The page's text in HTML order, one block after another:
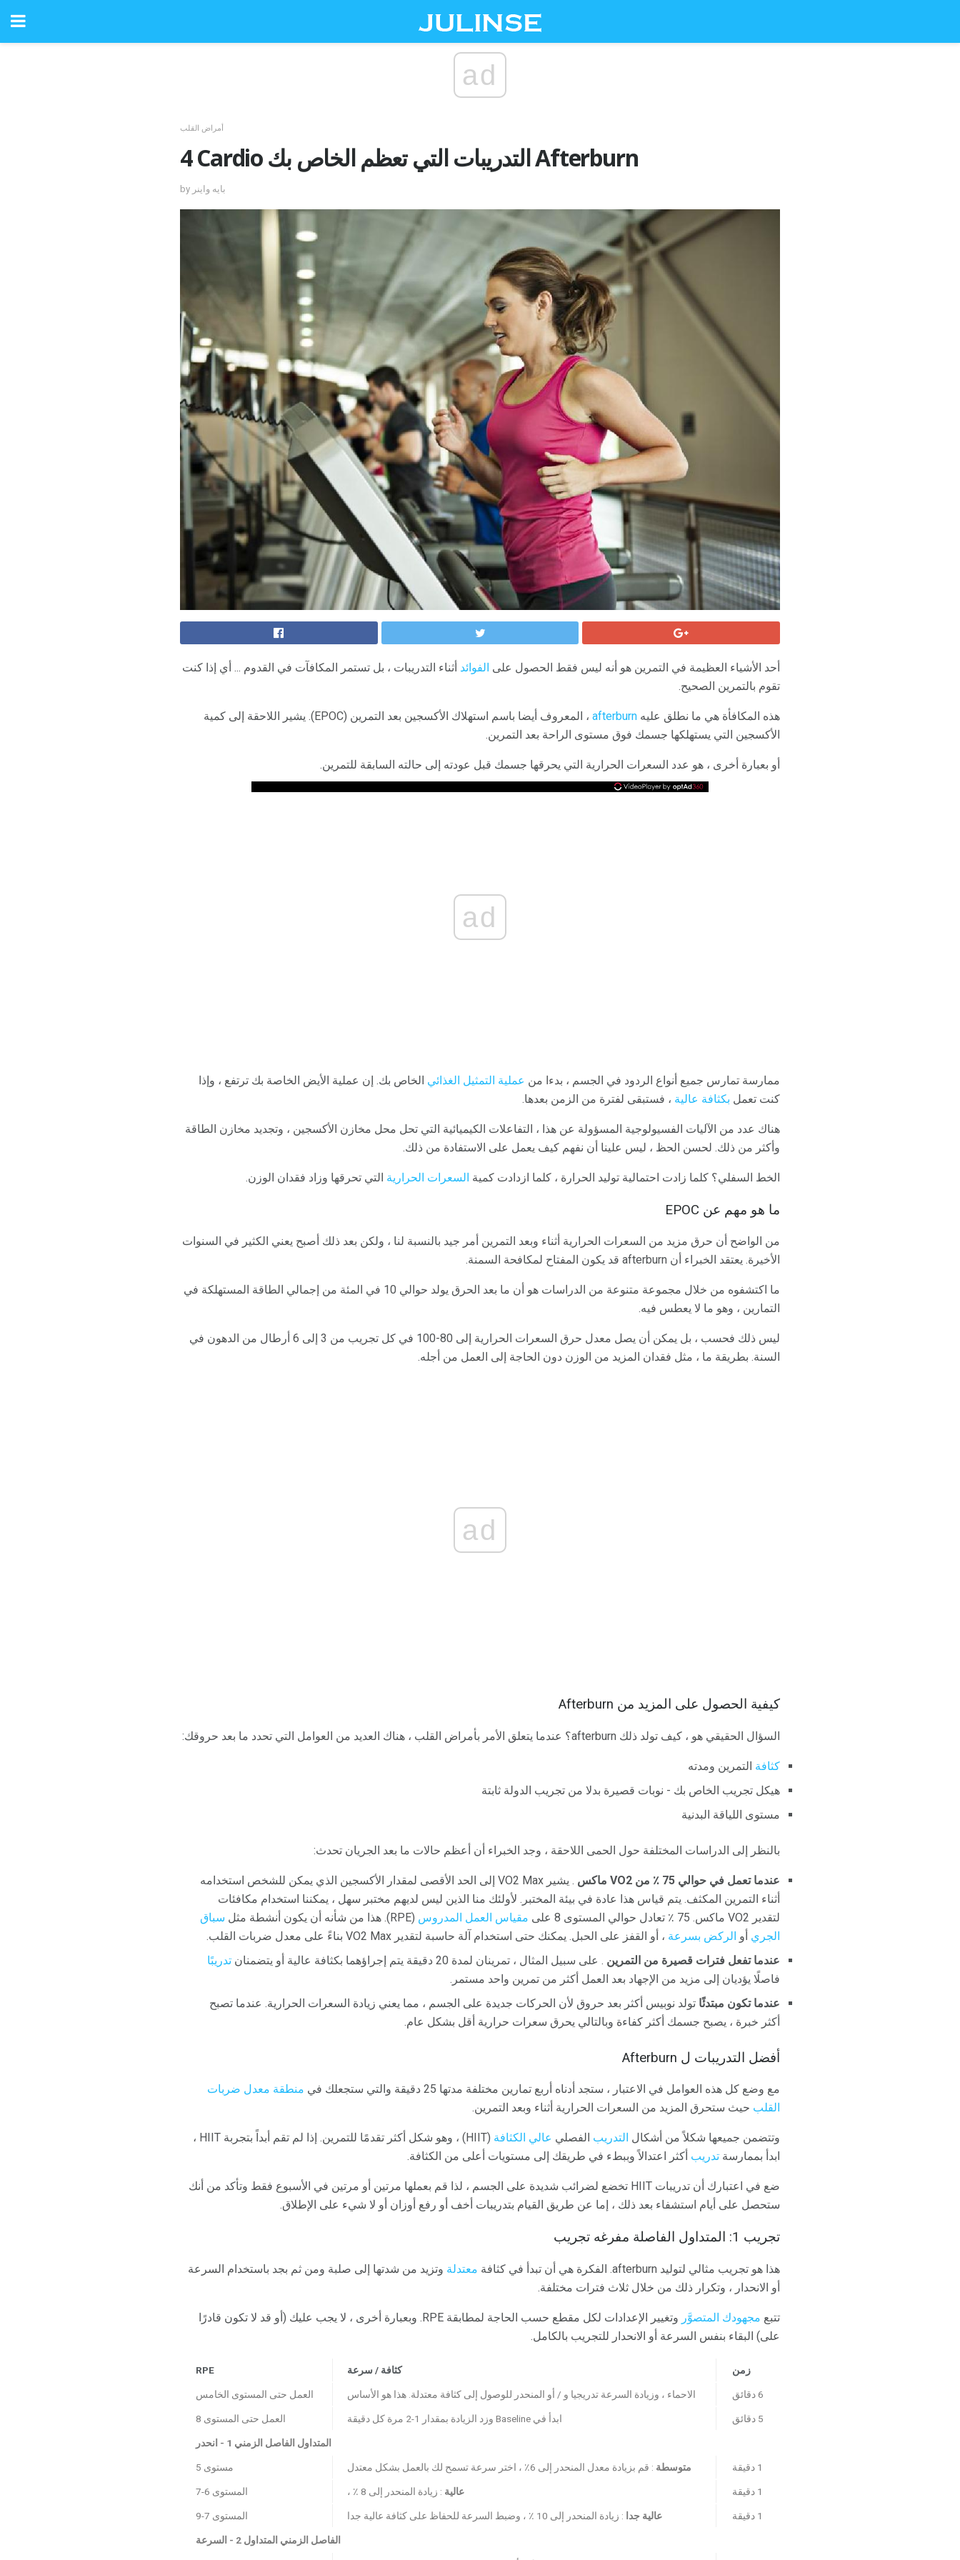
ad
أمراض القلب
4 Cardio التدريبات التي تعظم الخاص بك Afterburn
by بايه واينر
أحد الأشياء العظيمة في التمرين هو أنه ليس فقط الحصول على الفوائد أثناء التدريبات ، بل تستمر المكافآت في القدوم ... أي إذا كنت
تقوم بالتمرين الصحيح.
هذه المكافأة هي ما نطلق عليه afterburn
، المعروف أيضا باسم استهلاك الأكسجين بعد التمرين (EPOC). يشير اللاحقة إلى كمية
الأكسجين التي يستهلكها جسمك فوق مستوى الراحة بعد التمرين.
أو بعبارة أخرى ، هو عدد السعرات الحرارية التي يحرقها جسمك قبل عودته إلى حالته السابقة للتمرين.
ad
ممارسة تمارس جميع أنواع الردود في الجسم ، بدءا من عملية التمثيل الغذائي الخاص بك. إن عملية الأيض الخاصة بك ترتفع ، وإذا
كنت تعمل بكثافة عالية ، فستبقى لفترة من الزمن بعدها.
هناك عدد من الآليات الفسيولوجية المسؤولة عن هذا ، التفاعلات الكيميائية التي تحل محل مخازن الأكسجين ، وتجديد مخازن الطاقة
وأكثر من ذلك. لحسن الحظ ، ليس علينا أن نفهم كيف يعمل على الاستفادة من ذلك.
الخط السفلي؟ كلما زادت احتمالية توليد الحرارة ، كلما ازدادت كمية السعرات الحرارية التي تحرقها وزاد فقدان الوزن.
ما هو مهم عن EPOC
من الواضح أن حرق مزيد من السعرات الحرارية أثناء وبعد التمرين أمر جيد بالنسبة لنا ، ولكن بعد ذلك أصبح يعني الكثير في السنوات
الأخيرة. يعتقد الخبراء أن afterburn قد يكون المفتاح لمكافحة السمنة.
ما اكتشفوه من خلال مجموعة متنوعة من الدراسات هو أن ما بعد الحرق يولد حوالي 10 في المئة من إجمالي الطاقة المستهلكة في
التمارين ، وهو ما لا يعطس فيه.
ليس ذلك فحسب ، بل يمكن أن يصل معدل حرق السعرات الحرارية إلى 80-100 في كل تجريب من 3 إلى 6 أرطال من الدهون في
السنة. بطريقة ما ، مثل فقدان المزيد من الوزن دون الحاجة إلى العمل من أجله.
ad
كيفية الحصول على المزيد من Afterburn
السؤال الحقيقي هو ، كيف تولد ذلك afterburn؟ عندما يتعلق الأمر بأمراض القلب ، هناك العديد من العوامل التي تحدد ما بعد حروقك:
كثافة التمرين ومدته
هيكل تجريب الخاص بك - نوبات قصيرة بدلا من تجريب الدولة ثابتة
مستوى اللياقة البدنية
بالنظر إلى الدراسات المختلفة حول الحمى اللاحقة ، وجد الخبراء أن أعظم حالات ما بعد الجريان تحدث:
عندما تعمل في حوالي 75 ٪ من VO2 ماكس
. يشير VO2 Max إلى الحد الأقصى لمقدار الأكسجين الذي يمكن للشخص استخدامه
أثناء التمرين المكثف. يتم قياس هذا عادة في بيئة المختبر. لأولئك منا الذين ليس لديهم مختبر سهل ، يمكننا استخدام مكافئات
لتقدير VO2 ماكس. 75 ٪ تعادل حوالي المستوى 8 على
مقياس العمل المدروس (RPE). هذا من شأنه أن يكون أنشطة مثل
سباق
الجري أو الركض بسرعة ، أو القفز على الحبل. يمكنك حتى استخدام آلة حاسبة لتقدير VO2 Max بناءً على معدل ضربات القلب.
عندما تفعل فترات قصيرة من التمرين . على سبيل المثال ، تمرينان لمدة 20 دقيقة يتم إجراؤهما بكثافة عالية أو يتضمنان
تدريبًا
فاصلًا يؤديان إلى مزيد من الإجهاد بعد العمل أكثر من تمرين واحد مستمر.
عندما تكون مبتدئًا تولد نوبيس أكثر بعد حروق لأن الحركات جديدة على الجسم ، مما يعني زيادة السعرات الحرارية. عندما تصبح
أكثر خبرة ، يصبح جسمك أكثر كفاءة وبالتالي يحرق سعرات حرارية أقل بشكل عام.
أفضل التدريبات ل Afterburn
مع وضع كل هذه العوامل في الاعتبار ، ستجد أدناه أربع تمارين مختلفة مدتها 25 دقيقة والتي ستجعلك في
منطقة معدل ضربات
القلب حيث ستحرق المزيد من السعرات الحرارية أثناء وبعد التمرين.
وتتضمن جميعها شكلاً من أشكال التدريب الفصلي عالي الكثافة
(HIIT) ، وهو شكل أكثر تقدمًا للتمرين. إذا لم تقم أبداً بتجربة HIIT ،
ابدأ بممارسة تدريب أكثر اعتدالاً وببطء في طريقك إلى مستويات أعلى من الكثافة.
ضع في اعتبارك أن تدريبات HIIT تخضع لضرائب شديدة على الجسم ، لذا قم بعملها مرتين أو مرتين في الأسبوع فقط وتأكد من أنك
ستحصل على أيام استشفاء بعد ذلك ، إما عن طريق القيام بتدريبات أخف أو رفع أوزان أو لا شيء على الإطلاق.
تجريب 1: المتداول الفاصلة مفرغه تجريب
هذا هو تجريب مثالي لتوليد afterburn. الفكرة هي أن تبدأ في كثافة معتدلة وتزيد من شدتها إلى صلبة ومن ثم بجد باستخدام السرعة
أو الانحدار ، وتكرار ذلك من خلال ثلاث فترات مختلفة.
تتبع مجهودك المتصوَّر
وتغيير الإعدادات لكل مقطع حسب الحاجة لمطابقة RPE. وبعبارة أخرى ، لا يجب عليك (أو قد لا تكون قادرًا
على) البقاء بنفس السرعة أو الانحدار للتجريب بالكامل.
زمن كثافة / سرعة RPE
6 دقائق الاحماء ، وزيادة السرعة تدريجيا و / أو المنحدر للوصول إلى كثافة معتدلة. هذا هو الأساس العمل حتى المستوى الخامس
5 دقائق ابدأ في Baseline وزد الزيادة بمقدار 1-2 مرة كل دقيقة العمل حتى المستوى 8
المتداول الفاصل الزمني 1 - انحدر
1 دقيقة متوسطة : قم بزيادة معدل المنحدر إلى 6٪ ، اختر سرعة تسمح لك بالعمل بشكل معتدل مستوى 5
1 دقيقة عالية : زيادة المنحدر إلى 8 ٪ ، المستوى 6-7
1 دقيقة عالية جدا : زيادة المنحدر إلى 10 ٪ ، وضبط السرعة للحفاظ على كثافة عالية جدا المستوى 7-9
الفاصل الزمني المتداول 2 - السرعة